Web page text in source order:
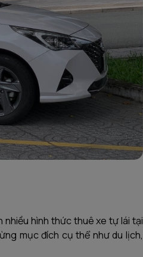
nhiều hình thức thuê xe tự lái tại
mục đích cụ thể như du lịch,